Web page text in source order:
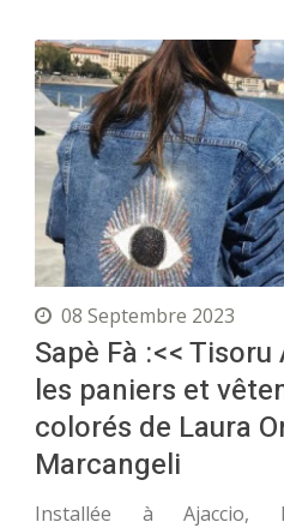
08 Septembre 2023
Sapè Fà :<<
les paniers et
colorés de Laura
Marcangeli
Installée à Ajaccio,